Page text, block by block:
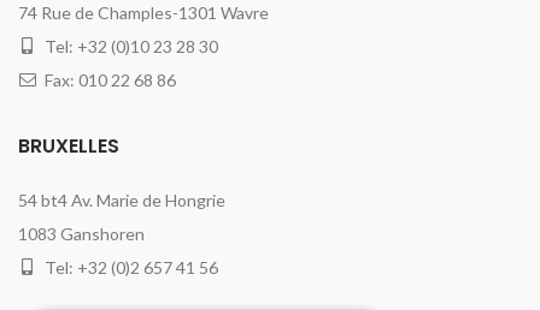
74 Rue de Champles-1301 Wavre
Tel: +32 (0)10 23 28 30
Fax: 010 22 68 86
BRUXELLES
54 bt4 Av. Marie de Hongrie
1083 Ganshoren
Tel: +32 (0)2 657 41 56